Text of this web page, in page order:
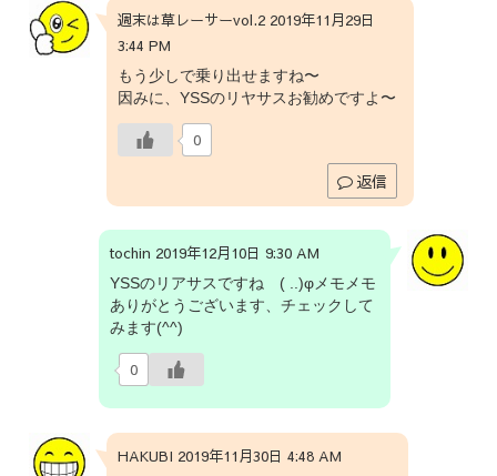
週末は草レーサーvol.2 2019年11月29日
3:44 PM
もう少しで乗り出せますね〜
因みに、YSSのリヤサスお勧めですよ〜
0
返信
tochin 2019年12月10日 9:30 AM
YSSのリアサスですね ( ..)φメモメモ
ありがとうございます、チェックして
みます(^^)
0
HAKUBI 2019年11月30日 4:48 AM